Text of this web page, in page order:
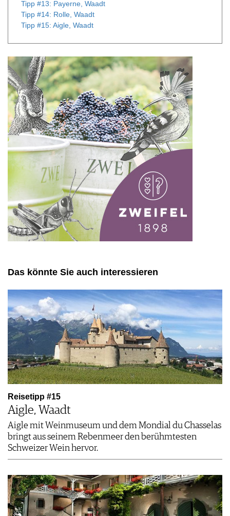
Tipp #13: Payerne, Waadt
Tipp #14: Rolle, Waadt
Tipp #15: Aigle, Waadt
Das könnte Sie auch interessieren
Reisetipp #15
Aigle, Waadt
Aigle mit Weinmuseum und dem Mondial du Chasselas
bringt aus seinem Rebenmeer den berühmtesten
Schweizer Wein hervor.